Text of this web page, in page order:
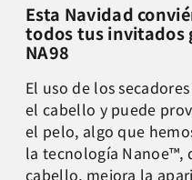
Esta Navidad
todos tus invitados
NA98
El uso de los
el cabello y puede
el pelo, algo que
la tecnología Nanoe™,
cabello, mejora la